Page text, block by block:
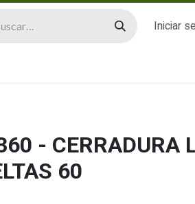
Iniciar
- CERRADURA
60